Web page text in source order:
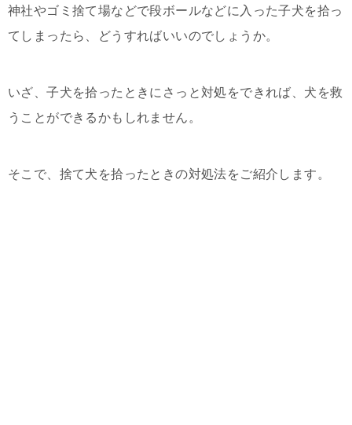
神社やゴミ捨て場などで段ボールなどに入った子犬を拾っ
てしまったら、どうすればいいのでしょうか。
いざ、子犬を拾ったときにさっと対処をできれば、犬を救
うことができるかもしれません。
そこで、捨て犬を拾ったときの対処法をご紹介します。